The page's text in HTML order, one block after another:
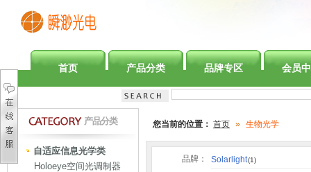
首页 产品分类 品牌专区 会员
产品分类
自适应信息光学类
Holoeye空间光调制器
您当前的位置： 首页 » 生物光学
品牌： Solarlight(1)